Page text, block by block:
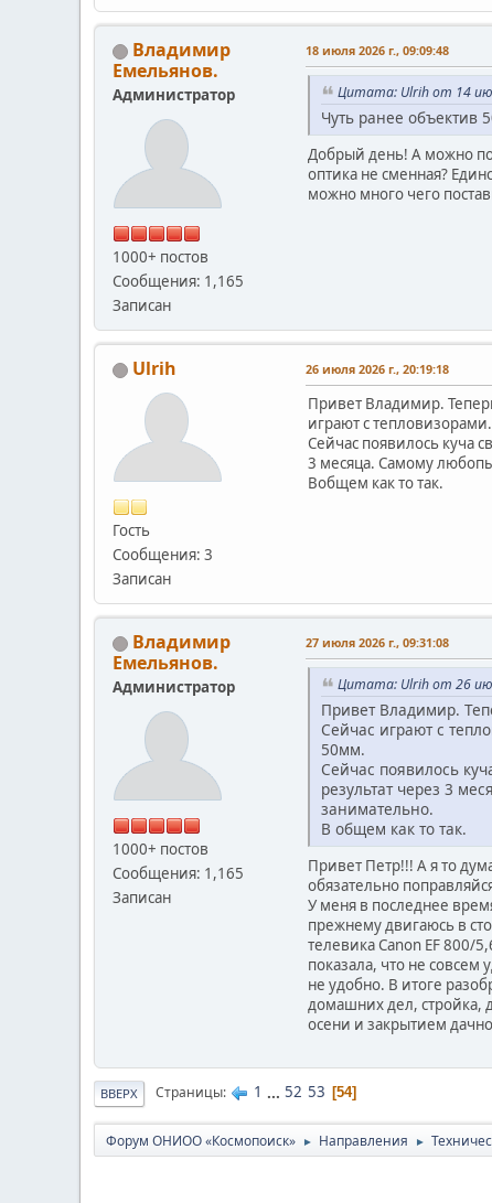
Владимир
Емельянов.
Администратор
1000+ постов
Сообщения: 1,165
Записан
18 июля 2026 г., 09:09:48
Цитата: Ulrih от 14
Чуть ранее объектив
Добрый день! А можно
оптика не сменная?
можно много чего
Ulrih
Гость
Сообщения: 3
Записан
26 июля 2026 г., 20:19:18
Привет Владимир.
играют с
Сейчас появилось куча
3 месяца. Самому
Вобщем как то так.
Владимир
Емельянов.
Администратор
1000+ постов
Сообщения: 1,165
Записан
27 июля 2026 г., 09:31:08
Цитата: Ulrih от 26
Привет Владимир.
Сейчас играют с
50мм.
Сейчас появилось
результат через 3
занимательно.
В общем как то так.
Привет Петр!!! А я то
обязательно
У меня в последнее
прежнему двигаюсь в
телевика Canon EF 800/
показала, что не совсем
не удобно. В итоге
домашних дел, стройка,
осени и закрытием
ВВЕРХ Страницы 1 ... 52 53 54
Форум ОНИОО «Космопоиск» ► Направления ►